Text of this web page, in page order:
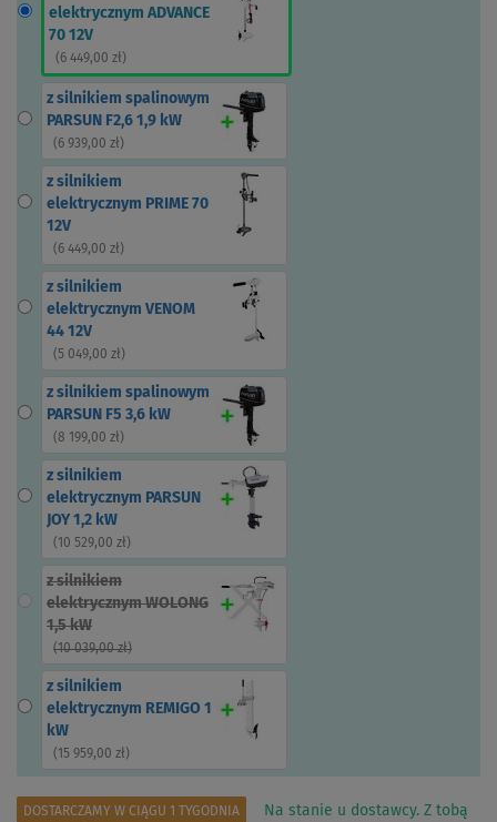
elektrycznym ADVANCE
70 12V
( 6 449,00 zł)
z silnikiem spalinowym
PARSUN F2,6 1,9 kW
( 6 939,00 zł)
z silnikiem
elektrycznym PRIME 70
12V
( 6 449,00 zł)
z silnikiem
elektrycznym VENOM
44 12V
( 5 049,00 zł)
z silnikiem spalinowym
PARSUN F5 3,6 kW
( 8 199,00 zł)
z silnikiem
elektrycznym PARSUN
JOY 1,2 kW
( 10 529,00 zł)
z silnikiem
elektrycznym WOLONG
1,5 kW
(10 039,00 zł)
z silnikiem
elektrycznym REMIGO 1
kW
( 15 959,00 zł)
DOSTARCZAMY W CIĄGU 1 TYGODNIA
Na stanie u dostawcy. Z tobą